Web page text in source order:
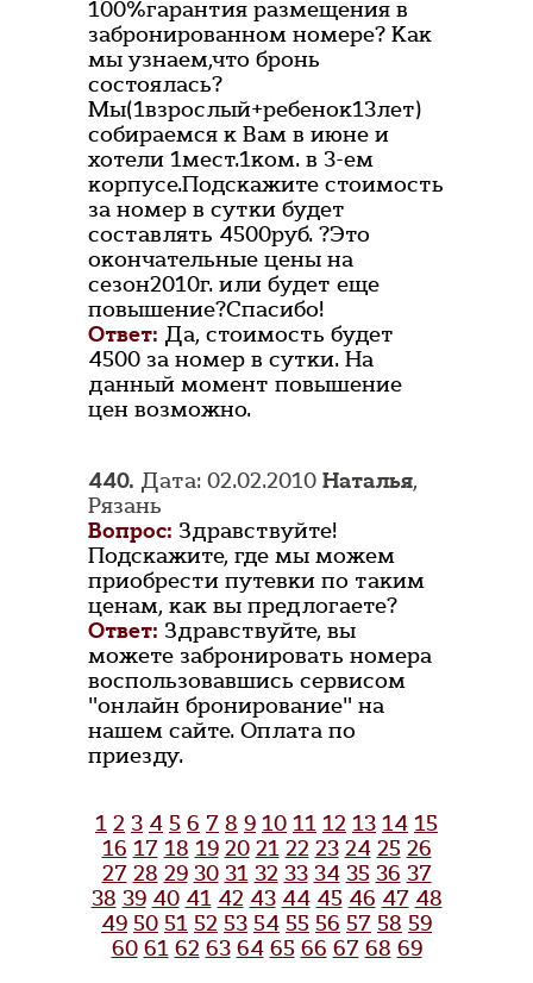
100%гарантия размещения в
забронированном номере? Как
мы узнаем,что бронь
состоялась?
Мы(1взрослый+ребенок13лет)
собираемся к Вам в июне и
хотели 1мест.1ком. в 3-ем
корпусе.Подскажите стоимость
за номер в сутки будет
составлять 4500руб. ?Это
окончательные цены на
сезон2010г. или будет еще
повышение?Спасибо!
Ответ: Да, стоимость будет
4500 за номер в сутки. На
данный момент повышение
цен возможно.
440. Дата: 02.02.2010 Наталья,
Рязань
Вопрос: Здравствуйте!
Подскажите, где мы можем
приобрести путевки по таким
ценам, как вы предлогаете?
Ответ: Здравствуйте, вы
можете забронировать номера
воспользовавшись сервисом
"онлайн бронирование" на
нашем сайте. Оплата по
приезду.
1 2 3 4 5 6 7 8 9 10 11 12 13 14 15
16 17 18 19 20 21 22 23 24 25 26
27 28 29 30 31 32 33 34 35 36 37
38 39 40 41 42 43 44 45 46 47 48
49 50 51 52 53 54 55 56 57 58 59
60 61 62 63 64 65 66 67 68 69